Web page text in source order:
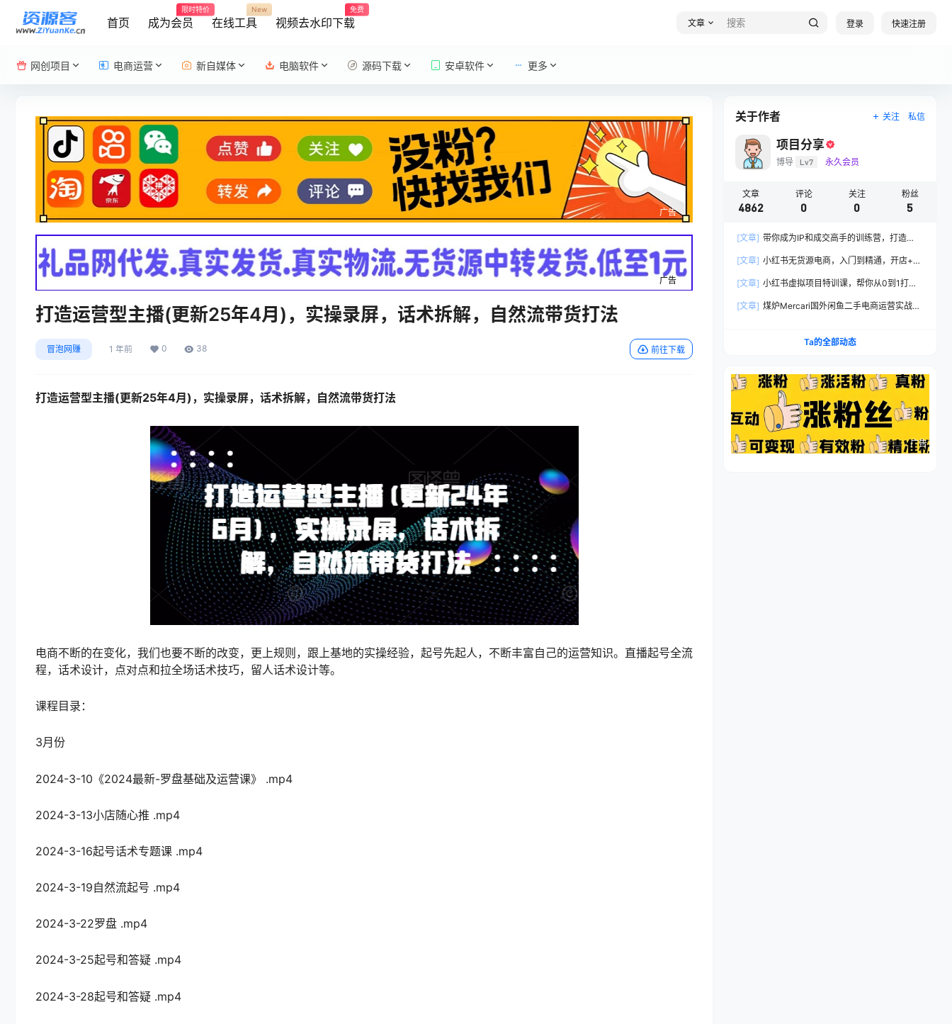
首页 成为会员
限时特价
在线工具
New
视频去水印下载
免费
文章 登录 快速注册
网创项目 电商运营 新自媒体 电脑软件 源码下载 安卓软件 更多
广告
广告
打造运营型主播(更新25年4月)，实操录屏，话术拆解，自然流带货打法
冒泡网赚 1 年前 0 38 前往下载
打造运营型主播(更新25年4月)，实操录屏，话术拆解，自然流带货打法
电商不断的在变化，我们也要不断的改变，更上规则，跟上基地的实操经验，起号先起人，不断丰富自己的运营知识。直播起号全流
程，话术设计，点对点和拉全场话术技巧，留人话术设计等。
课程目录：
3月份
2024-3-10《2024最新-罗盘基础及运营课》 .mp4
2024-3-13小店随心推 .mp4
2024-3-16起号话术专题课 .mp4
2024-3-19自然流起号 .mp4
2024-3-22罗盘 .mp4
2024-3-25起号和答疑 .mp4
2024-3-28起号和答疑 .mp4
关于作者 关注 私信
项目分享
博导 Lv7 永久会员
文章
4862
评论
0
关注
0
粉丝
5
[文章] 带你成为IP和成交高手的训练营，打造
[文章] 小红书无货源电商，入门到精通，开店+选
[文章] 小红书虚拟项目特训课，帮你从0到1打造
[文章] 煤炉Mercari国外闲鱼二手电商运营实战全
Ta的全部动态
广告